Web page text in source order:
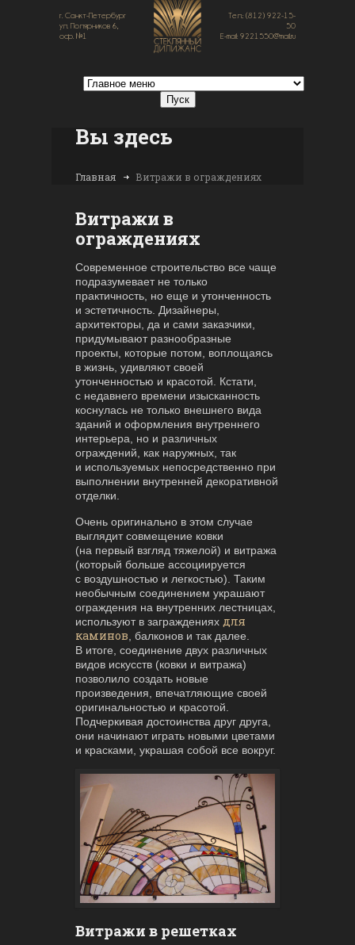
г. Санкт-Петербург
ул. Полярников 6,
оф. №1
Тел.: (812) 922-15-
50
E-mail: 9221550@mail.ru
Вы здесь
Главная Витражи в ограждениях
Витражи в
ограждениях
Современное строительство все чаще
подразумевает не только
практичность, но еще и утонченность
и эстетичность. Дизайнеры,
архитекторы, да и сами заказчики,
придумывают разнообразные
проекты, которые потом, воплощаясь
в жизнь, удивляют своей
утонченностью и красотой. Кстати,
с недавнего времени изысканность
коснулась не только внешнего вида
зданий и оформления внутреннего
интерьера, но и различных
ограждений, как наружных, так
и используемых непосредственно при
выполнении внутренней декоративной
отделки.
Очень оригинально в этом случае
выглядит совмещение ковки
(на первый взгляд тяжелой) и витража
(который больше ассоциируется
с воздушностью и легкостью). Таким
необычным соединением украшают
ограждения на внутренних лестницах,
используют в заграждениях для
каминов , балконов и так далее.
В итоге, соединение двух различных
видов искусств (ковки и витража)
позволило создать новые
произведения, впечатляющие своей
оригинальностью и красотой.
Подчеркивая достоинства друг друга,
они начинают играть новыми цветами
и красками, украшая собой все вокруг.
Витражи в решетках